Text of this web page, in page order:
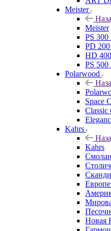
Meister
Meister
PS 300
PD
HD
PS 500
Polarwood
Space
Classic
Kahrs
Kahrs
Новая